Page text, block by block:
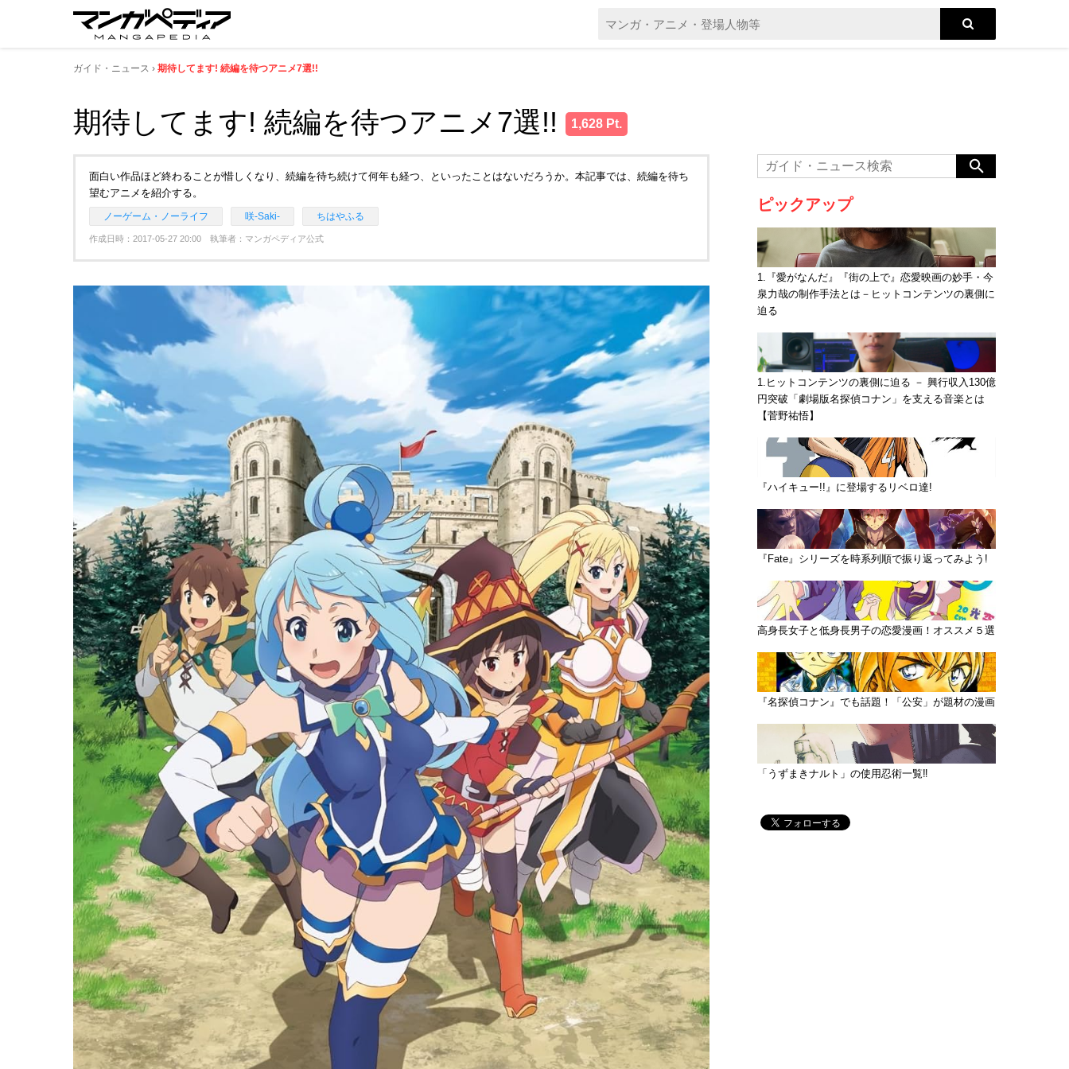
ガイド・ニュース 期待してます! 続編を待つアニメ7選!!
期待してます! 続編を待つアニメ7選!! 1,628 Pt.
面白い作品ほど終わることが惜しくなり、続編を待ち続けて何年も経つ、といったことはないだろうか。本記事では、続編を待ち
望むアニメを紹介する。
ノーゲーム・ノーライフ 咲-Saki- ちはやふる
作成日時：2017-05-27 20:00 執筆者：マンガペディア公式
ピックアップ
1.『愛がなんだ』『街の上で』恋愛映画の妙手・今
泉力哉の制作手法とは－ヒットコンテンツの裏側に
迫る
1.ヒットコンテンツの裏側に迫る － 興行収入130億
円突破「劇場版名探偵コナン」を支える音楽とは
【菅野祐悟】
『ハイキュー!!』に登場するリベロ達!
『Fate』シリーズを時系列順で振り返ってみよう!
高身長女子と低身長男子の恋愛漫画！オススメ５選
『名探偵コナン』でも話題！「公安」が題材の漫画
「うずまきナルト」の使用忍術一覧‼